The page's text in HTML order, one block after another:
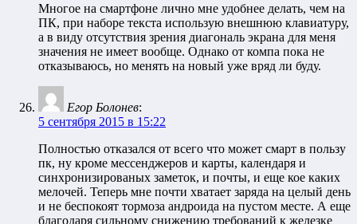
Многое на смартфоне лично мне удобнее делать, чем на
ПК, при наборе текста использую внешнюю клавиатуру,
а в виду отсутствия зрения диагональ экрана для меня
значения не имеет вообще. Однако от компа пока не
отказываюсь, но менять на новый уже вряд ли буду.
Егор Болонев:
5 сентября 2015 в 15:22
Полностью отказался от всего что может смарт в пользу
пк, ну кроме мессенджеров и карты, календаря и
синхронизированых заметок, и почты, и еще кое каких
мелочей. Теперь мне почти хватает заряда на целый день
и не беспокоят тормоза андроида на пустом месте. А еще
благодаря сильному снижению требований к железке